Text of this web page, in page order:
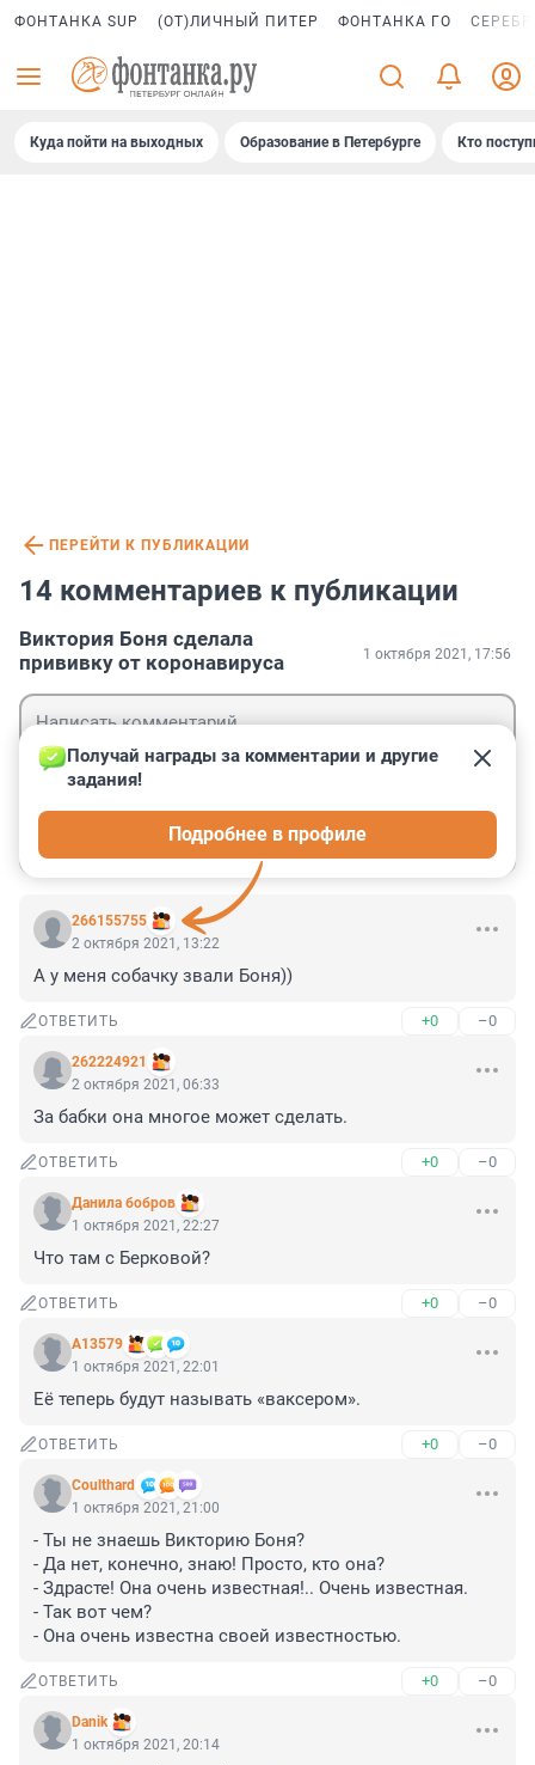
ФОНТАНКА SUP (ОТ)ЛИЧНЫЙ ПИТЕР ФОНТАНКА ГО
Куда пойти на выходных Образование в Петербурге Кто
ПЕРЕЙТИ К ПУБЛИКАЦИИ
14 комментариев к публикации
Виктория Боня сделала
прививку от коронавируса
1 октября 2021, 17:56
266155755
Получай награды за комментарии и другие
задания!
Подробнее в профиле
2 октября 2021, 13:22
А у меня собачку звали Боня))
ОТВЕТИТЬ +0 –0
262224921
2 октября 2021, 06:33
За бабки она многое может сделать.
ОТВЕТИТЬ +0 –0
Данила бобров
1 октября 2021, 22:27
Что там с Берковой?
ОТВЕТИТЬ +0 –0
А13579
1 октября 2021, 22:01
Её теперь будут называть «ваксером».
ОТВЕТИТЬ +0 –0
Coulthard
1 октября 2021, 21:00
- Ты не знаешь Викторию Боня?
- Да нет, конечно, знаю! Просто, кто она?
- Здрасте! Она очень известная!.. Очень известная.
- Так вот чем?
- Она очень известна своей известностью.
ОТВЕТИТЬ +0 –0
Danik
1 октября 2021, 20:14